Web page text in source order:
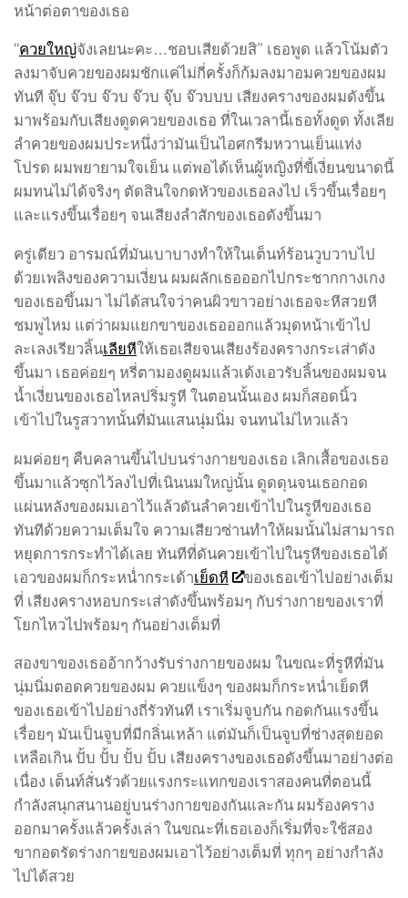
หน้าต่อตาของเธอ
“ควยใหญ่จังเลยนะคะ…ชอบเสียด้วยสิ” เธอพูด แล้วโน้มตัว
ลงมาจับควยของผมชักแค่ไม่กี่ครั้งก็ก้มลงมาอมควยของผม
ทันที จุ๊บ จ๊วบ จ๊วบ จ๊วบ จุ๊บ จ๊วบบบ เสียงครางของผมดังขึ้น
มาพร้อมกับเสียงดูดควยของเธอ ที่ในเวลานี้เธอทั้งดูด ทั้งเลีย
ลำควยของผมประหนึ่งว่ามันเป็นไอศกรีมหวานเย็นแท่ง
โปรด ผมพยายามใจเย็น แต่พอได้เห็นผู้หญิงที่ขี้เงี่ยนขนาดนี้
ผมทนไม่ได้จริงๆ ตัดสินใจกดหัวของเธอลงไป เร็วขึ้นเรื่อยๆ
และแรงขึ้นเรื่อยๆ จนเสียงลำสักของเธอดังขึ้นมา
ครู่เดียว อารมณ์ที่มันเบาบางทำให้ในเต็นท์ร้อนวูบวาบไป
ด้วยเพลิงของความเงี่ยน ผมผลักเธอออกไปกระชากกางเกง
ของเธอขึ้นมา ไม่ได้สนใจว่าคนผิวขาวอย่างเธอจะหีสวยหี
ชมพูไหม แต่ว่าผมแยกขาของเธอออกแล้วมุดหน้าเข้าไป
ละเลงเรียวลิ้นเลียหีให้เธอเสียจนเสียงร้องครางกระเส่าดัง
ขึ้นมา เธอค่อยๆ หรี่ตามองดูผมแล้วเด้งเอวรับลิ้นของผมจน
น้ำเงี่ยนของเธอไหลปริ่มรูหี ในตอนนั้นเอง ผมก็สอดนิ้ว
เข้าไปในรูสวาทนั้นที่มันแสนนุ่มนิ่ม จนทนไม่ไหวแล้ว
ผมค่อยๆ คืบคลานขึ้นไปบนร่างกายของเธอ เลิกเสื้อของเธอ
ขึ้นมาแล้วซุกไว้ลงไปที่เนินนมใหญ่นั้น ดูดดุนจนเธอกอด
แผ่นหลังของผมเอาไว้แล้วดันลำควยเข้าไปในรูหีของเธอ
ทันทีด้วยความเต็มใจ ความเสียวซ่านทำให้ผมนั้นไม่สามารถ
หยุดการกระทำได้เลย ทันทีที่ดันควยเข้าไปในรูหีของเธอได้
เอวของผมก็กระหน่ำกระเด้าเย็ดหี
ของเธอเข้าไปอย่างเต็ม
ที่ เสียงครางหอบกระเส่าดังขึ้นพร้อมๆ กับร่างกายของเราที่
โยกไหวไปพร้อมๆ กันอย่างเต็มที่
สองขาของเธออ้ากว้างรับร่างกายของผม ในขณะที่รูหีที่มัน
นุ่มนิ่มตอดควยของผม ควยแข็งๆ ของผมก็กระหน่ำเย็ดหี
ของเธอเข้าไปอย่างถี่รัวทันที เราเริ่มจูบกัน กอดกันแรงขึ้น
เรื่อยๆ มันเป็นจูบที่มีกลิ่นเหล้า แต่มันก็เป็นจูบที่ช่างสุดยอด
เหลือเกิน ปั้บ ปั้บ ปั้บ ปั้บ เสียงครางของเธอดังขึ้นมาอย่างต่อ
เนื่อง เต็นท์สั่นรัวด้วยแรงกระแทกของเราสองคนที่ตอนนี้
กำลังสนุกสนานอยู่บนร่างกายของกันและกัน ผมร้องคราง
ออกมาครั้งแล้วครั้งเล่า ในขณะที่เธอเองก็เริ่มที่จะใช้สอง
ขากอดรัดร่างกายของผมเอาไว้อย่างเต็มที่ ทุกๆ อย่างกำลัง
ไปได้สวย